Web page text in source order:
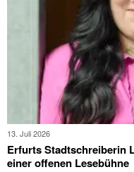
13. Juli 2026
Erfurts Stadtschreiberin
einer offenen Lesebühne